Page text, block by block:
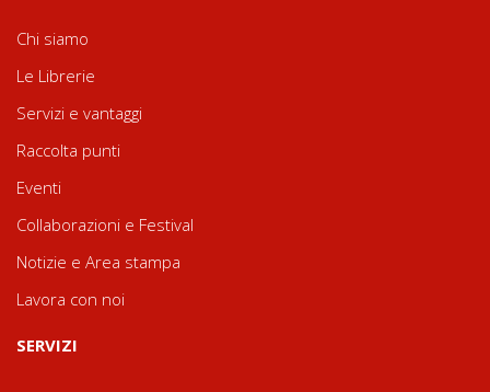
Chi siamo
Le Librerie
Servizi e vantaggi
Raccolta punti
Eventi
Collaborazioni e Festival
Notizie e Area stampa
Lavora con noi
SERVIZI